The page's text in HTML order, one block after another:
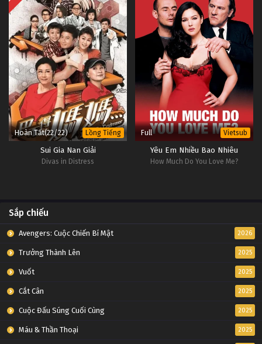
Hoàn Tất(22/22) Lồng Tiếng
Sui Gia Nan Giải
Divas in Distress
Full Vietsub
Yêu Em Nhiều Bao Nhiêu
How Much Do You Love Me?
Sắp chiếu
Avengers: Cuộc Chiến Bí Mật 2026
Trưởng Thành Lên 2025
Vuốt 2025
Cắt Cân 2025
Cuộc Đấu Súng Cuối Cùng 2025
Máu & Thần Thoại 2025